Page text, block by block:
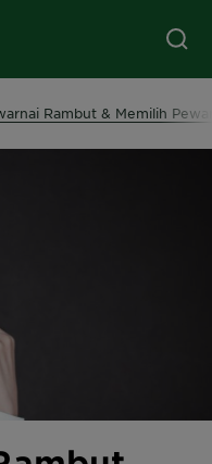
Rambut & Memilih